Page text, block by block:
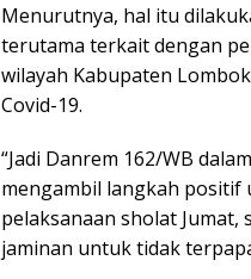
Menurutnya, hal itu
terutama terkait dengan
wilayah Kabupaten
Covid-19.
“Jadi Danrem 162/WB
mengambil langkah positif
pelaksanaan sholat
jaminan untuk tidak